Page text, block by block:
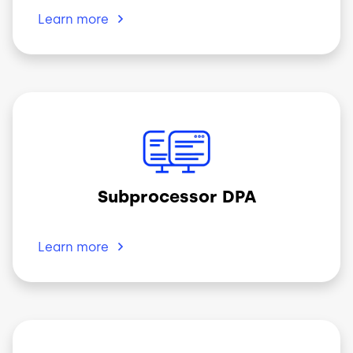
Learn more
Subprocessor DPA
Learn more